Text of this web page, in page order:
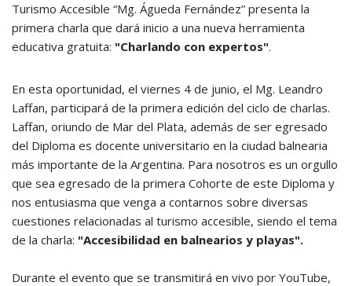
Turismo Accesible “Mg. Águeda Fernández” presenta la
primera charla que dará inicio a una nueva herramienta
educativa gratuita: "Charlando con expertos".
En esta oportunidad, el viernes 4 de junio, el Mg. Leandro
Laffan, participará de la primera edición del ciclo de charlas.
Laffan, oriundo de Mar del Plata, además de ser egresado
del Diploma es docente universitario en la ciudad balnearia
más importante de la Argentina. Para nosotros es un orgullo
que sea egresado de la primera Cohorte de este Diploma y
nos entusiasma que venga a contarnos sobre diversas
cuestiones relacionadas al turismo accesible, siendo el tema
de la charla: "Accesibilidad en balnearios y playas".
Durante el evento que se transmitirá en vivo por YouTube,